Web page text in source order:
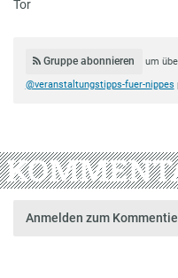
Tor
Gruppe abonnieren
um
@veranstaltungstipps-fuer-nippes
Anmelden zum